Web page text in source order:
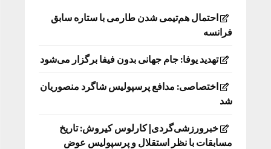
احتمال هم‌تیمی شدن طارمی با ستاره سابق
فرانسه
تهدید یوفا: جام جهانی بدون فیفا برگزار می‌شود
اختصاصی: مدافع پرسپولیس شاگرد منصوریان
شد
خبرورزشی‌گردی| کارلوس کیروش: تاریخ
مسابقات با نظر استقلال و پرسپولیس عوض